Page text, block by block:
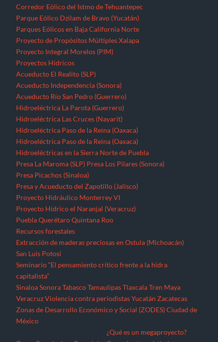
Corredor Eólico del Istmo de Tehuantepec
Parque Eólico Dzilam de Bravo (Yucatán)
Parques Eólicos en Baja California Norte
Proyecto de Propósitos Múltiples Xalapa
Proyecto Integral Morelos (PIM)
Proyectos Hídricos
Acueducto El Realito (SLP)
Acueducto Independencia (Sonora)
Acueducto Río San Pedro (Guerrero)
Hidroeléctrica La Parota (Guerrero)
Hidroeléctrica Las Cruces (Nayarit)
Hidroeléctrica Paso de la Reina (Oaxaca)
Hidroeléctrica Paso de la Reina (Oaxaca)
Hidroeléctricas en la Sierra Norte de Puebla
Presa La Maroma (SLP) Presa Los Pilares (Sonora)
Presa Picachos (Sinaloa)
Presa y Acueducto del Zapotillo (Jalisco)
Proyecto Hidráulico Monterrey VI
Proyecto Hídrico el Naranjal (Veracruz)
Puebla Querétaro Quintana Roo
Recursos forestales
Extracción de maderas preciosas en Ostula (Michoacán)
San Luis Potosí
Seminario “El pensamiento crítico frente a la hidra
capitalista”
Sinaloa Sonora Tabasco Tamaulipas Tlaxcala Tren Maya
Veracruz Violencia contra periodistas Yucatán Zacatecas
Zonas de Desarrollo Económico y Social (ZODES) Ciudad de
México
¿Qué es un megaproyecto?